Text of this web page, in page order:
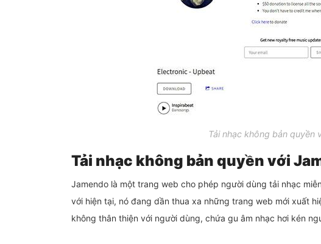
Tải nhạc không bản quyền
Tải nhạc không bản quyền với
Jamendo là một trang web cho phép người dùng tải nhạc
với hiện tại, nó đang dần thua xa những trang web mới xuất
không thân thiện với người dùng, chứa gu âm nhạc hơi kén